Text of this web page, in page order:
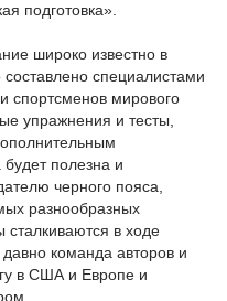
подготовка».
широко известно в
специалистами
спортсменов мирового
упражнения и тесты,
будет полезна и
черного пояса,
разнообразных
сталкиваются в ходе
команда авторов и
в США и Европе и